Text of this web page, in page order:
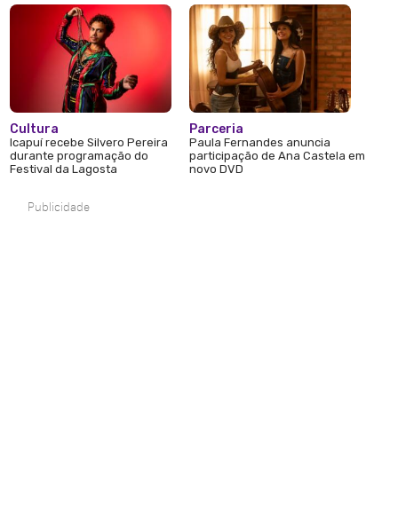
Cultura
Icapuí recebe Silvero Pereira
durante programação do
Festival da Lagosta
Parceria
Paula Fernandes anuncia
participação de Ana Castela em
novo DVD
Publicidade